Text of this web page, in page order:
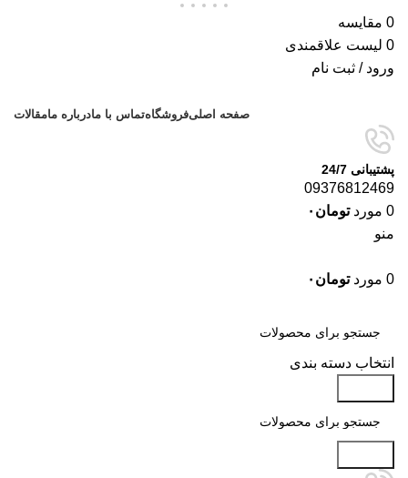
0 مقایسه
0 لیست علاقمندی
ورود / ثبت نام
صفحه اصلیفروشگاهتماس با مادرباره مامقالات
پشتیبانی 24/7
09376812469
0 مورد تومان ۰
منو
0 مورد تومان ۰
انتخاب دسته بندی